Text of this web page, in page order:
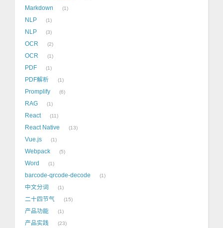
Markdown 1
NLP 1
NLP 3
OCR 2
OCR 1
PDF 1
PDF解析 1
Promplify 6
RAG 1
React 11
React Native 13
Vue.js 1
Webpack 5
Word 1
barcode-qrcode-decode 1
中文分词 1
二十四节气 15
产品功能 1
产品实践 23